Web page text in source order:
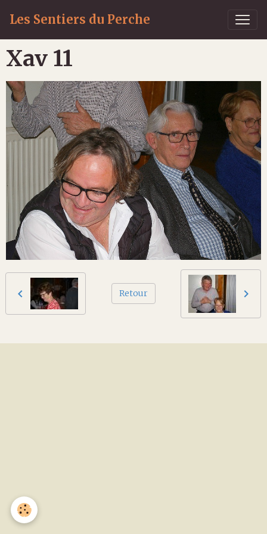
Les Sentiers du Perche
Xav 11
Retour